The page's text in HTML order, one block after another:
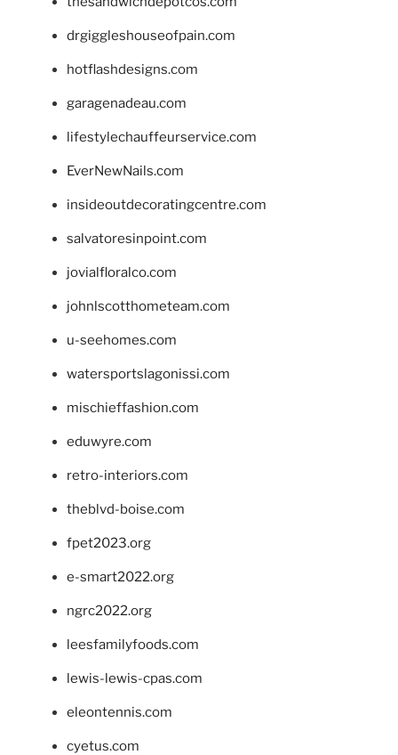
drgiggleshouseofpain.com
hotflashdesigns.com
garagenadeau.com
lifestylechauffeurservice.com
EverNewNails.com
insideoutdecoratingcentre.com
salvatoresinpoint.com
jovialfloralco.com
johnlscotthometeam.com
u-seehomes.com
watersportslagonissi.com
mischieffashion.com
eduwyre.com
retro-interiors.com
theblvd-boise.com
fpet2023.org
e-smart2022.org
ngrc2022.org
leesfamilyfoods.com
lewis-lewis-cpas.com
eleontennis.com
cyetus.com